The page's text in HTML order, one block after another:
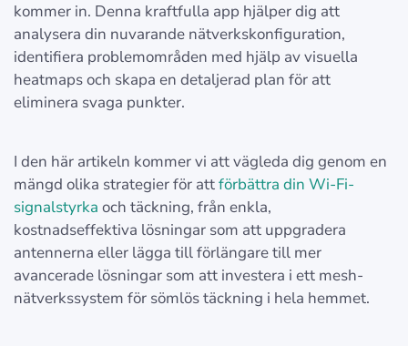
kommer in. Denna kraftfulla app hjälper dig att
analysera din nuvarande nätverkskonfiguration,
identifiera problemområden med hjälp av visuella
heatmaps och skapa en detaljerad plan för att
eliminera svaga punkter.
I den här artikeln kommer vi att vägleda dig genom en
mängd olika strategier för attförbättra din Wi-Fi-
signalstyrka och täckning, från enkla,
kostnadseffektiva lösningar som att uppgradera
antennerna eller lägga till förlängare till mer
avancerade lösningar som att investera i ett mesh-
nätverkssystem för sömlös täckning i hela hemmet.